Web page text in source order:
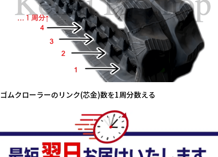
ゴムクローラーのリンク(芯金)数を1周分数える